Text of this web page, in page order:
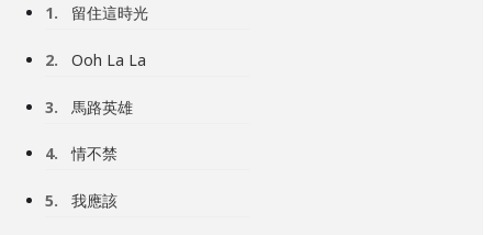
1. 留住這時光
2. Ooh La La
3. 馬路英雄
4. 情不禁
5. 我應該